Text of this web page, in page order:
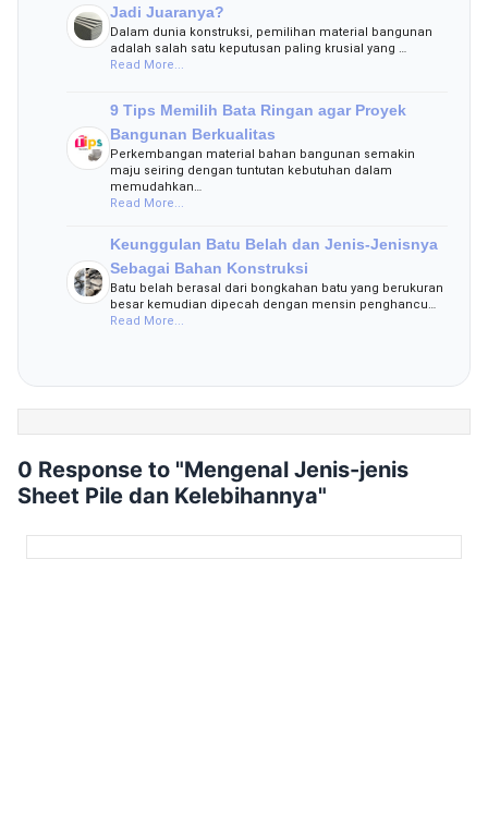
Jadi Juaranya?
Dalam dunia konstruksi, pemilihan material bangunan
adalah salah satu keputusan paling krusial yang …
Read More...
9 Tips Memilih Bata Ringan agar Proyek
Bangunan Berkualitas
Perkembangan material bahan bangunan semakin
maju seiring dengan tuntutan kebutuhan dalam
memudahkan…
Read More...
Keunggulan Batu Belah dan Jenis-Jenisnya
Sebagai Bahan Konstruksi
Batu belah berasal dari bongkahan batu yang berukuran
besar kemudian dipecah dengan mensin penghancu…
Read More...
0 Response to "Mengenal Jenis-jenis
Sheet Pile dan Kelebihannya"